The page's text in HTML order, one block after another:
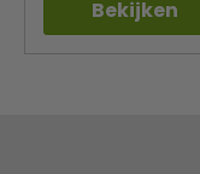
Bekijken